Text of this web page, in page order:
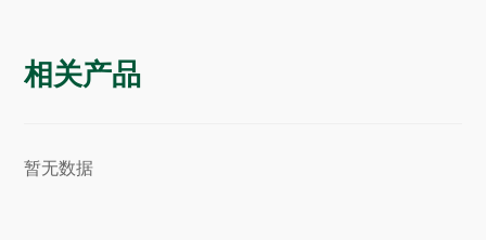
相关产品
暂无数据